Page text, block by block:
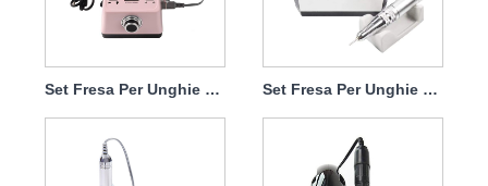
Set Fresa Per Unghie Elettrico Per Rimuovere Lo Smalto Semipermanente 65w 35000rpm Set Fresa Per Unghie Lima Elettrica Professionale 65w 35000rpm